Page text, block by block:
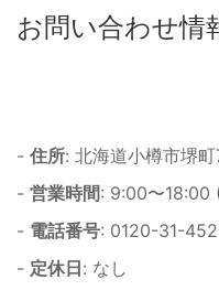
お問い合わせ情
- 住所: 北海道小樽市堺
- 営業時間: 9:00〜18:00
- 電話番号: 0120-31-
- 定休日: なし